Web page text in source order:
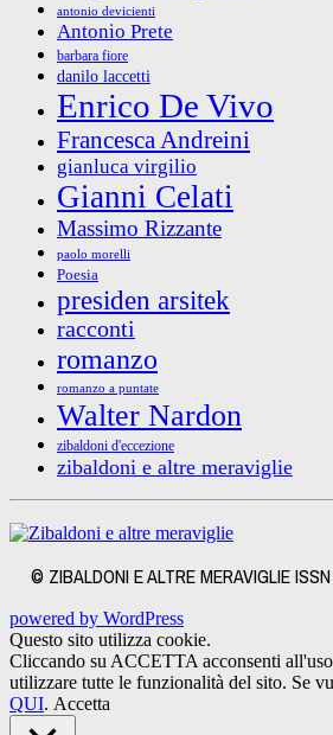
antonio devicienti
Antonio Prete
barbara fiore
danilo laccetti
Enrico De Vivo
Francesca Andreini
gianluca virgilio
Gianni Celati
Massimo Rizzante
paolo morelli
Poesia
presiden arsitek
racconti
romanzo
romanzo a puntate
Walter Nardon
zibaldoni d'eccezione
zibaldoni e altre meraviglie
© ZIBALDONI E ALTRE MERAVIGLIE
powered by WordPress
Questo sito utilizza cookie.
Cliccando su ACCETTA acconsenti
utilizzare tutte le funzionalità del sito. Se
QUI. Accetta